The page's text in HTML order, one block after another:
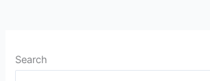
Search